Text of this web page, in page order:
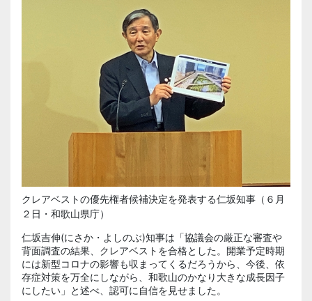
クレアベストの優先権者候補決定を発表する仁坂知事（６月
２日・和歌山県庁）
仁坂吉伸(にさか・よしのぶ)知事は「協議会の厳正な審査や
背面調査の結果、クレアベストを合格とした。開業予定時期
には新型コロナの影響も収まってくるだろうから、今後、依
存症対策を万全にしながら、和歌山のかなり大きな成長因子
にしたい」と述べ、認可に自信を見せました。